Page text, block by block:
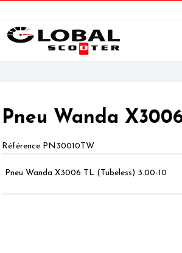
Pneu Wanda
Référence PN30010TW
Pneu Wanda X3006 TL (Tubeless) 3.00-10